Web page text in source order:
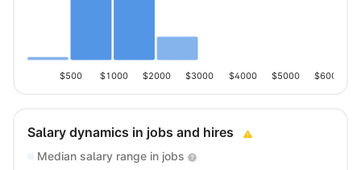
$500 $1000 $2000 $3000 $4000 $5000 $6000
Salary dynamics in jobs and hires
Median salary range in jobs